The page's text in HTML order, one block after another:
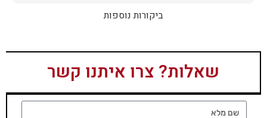
ביקורות נוספות
שאלות? צרו איתנו קשר